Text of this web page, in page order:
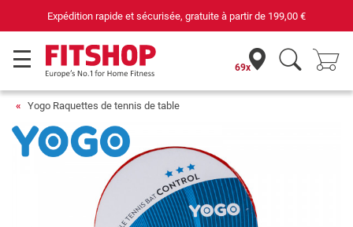
Expédition rapide et sécurisée, gratuite à partir de 199,00 €
69x
Yogo Raquettes de tennis de table